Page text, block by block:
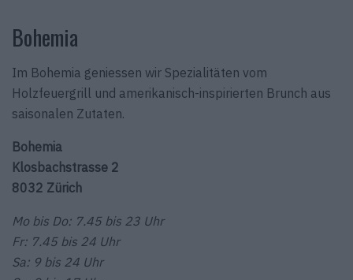
Bohemia
Im Bohemia geniessen wir Spezialitäten vom
Holzfeuergrill und amerikanisch-inspirierten Brunch aus
saisonalen Zutaten.
Bohemia
Klosbachstrasse 2
8032 Zürich
Mo bis Do: 7.45 bis 23 Uhr
Fr: 7.45 bis 24 Uhr
Sa: 9 bis 24 Uhr